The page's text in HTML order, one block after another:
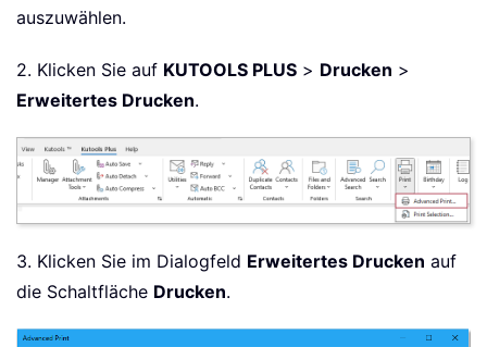
auszuwählen.
2. Klicken Sie auf KUTOOLS PLUS > Drucken >
Erweitertes Drucken.
3. Klicken Sie im Dialogfeld Erweitertes Drucken auf
die Schaltfläche Drucken.